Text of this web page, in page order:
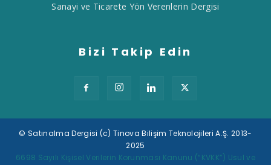
Tek Tıkla Ödeme Kolaylığı
Sanayi ve Ticarete Yön Verenlerin Dergisi
Bizi Takip Edin
© Satınalma Dergisi (c) Tinova Bilişim Teknolojileri A.Ş. 2013-
2025
6698 Sayılı Kişisel Verilerin Korunması Kanunu (“KVKK”) Usul ve